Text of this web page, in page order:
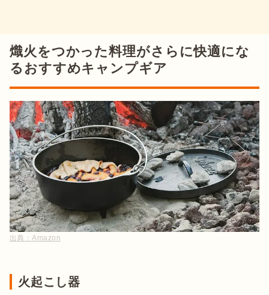
熾火をつかった料理がさらに快適にな
るおすすめキャンプギア
出典：Amazon
火起こし器